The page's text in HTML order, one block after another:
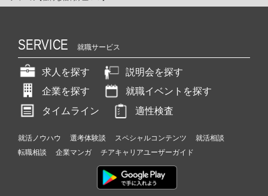
SERVICE 就職サービス
求人を探す
説明会を探す
企業を探す
就職イベントを探す
タイムライン
適性検査
就活ノウハウ 選考体験談 スペシャルコンテンツ
就活相談
転職相談
企業マンガ チアキャリアユーザーガイド